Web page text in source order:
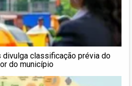
divulga classificação prévia do
do município